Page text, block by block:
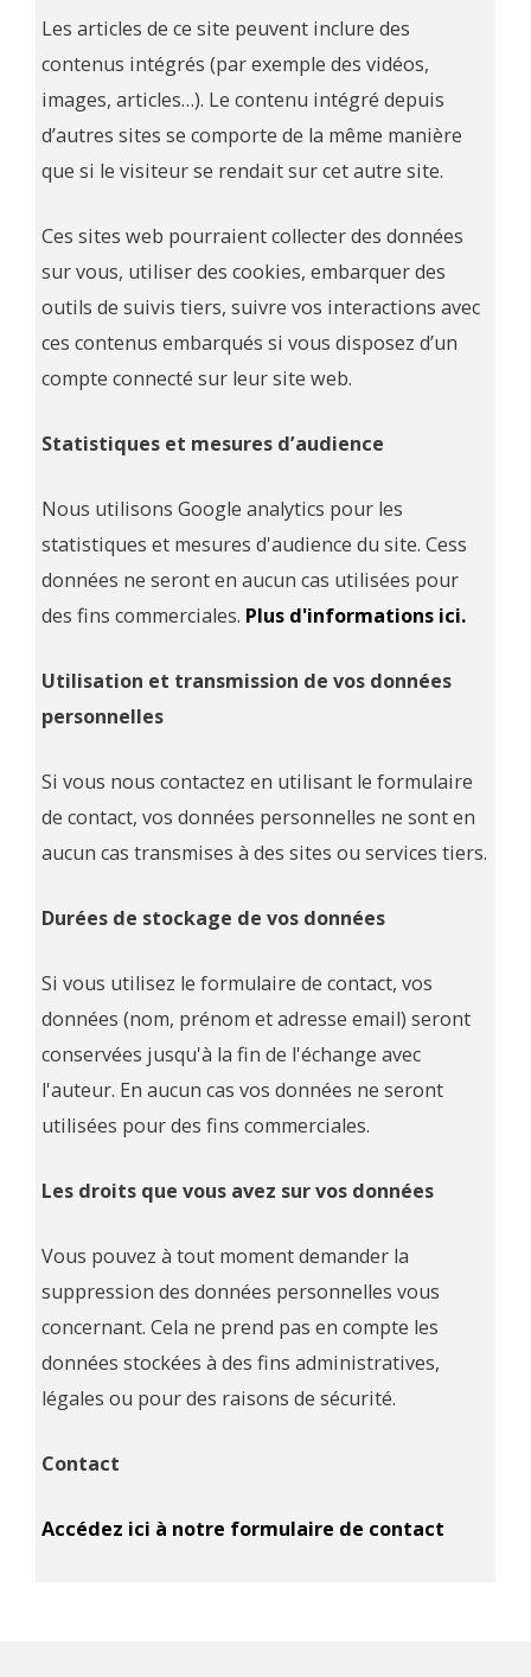
Les articles de ce site peuvent inclure des
contenus intégrés (par exemple des vidéos,
images, articles…). Le contenu intégré depuis
d’autres sites se comporte de la même manière
que si le visiteur se rendait sur cet autre site.
Ces sites web pourraient collecter des données
sur vous, utiliser des cookies, embarquer des
outils de suivis tiers, suivre vos interactions avec
ces contenus embarqués si vous disposez d’un
compte connecté sur leur site web.
Statistiques et mesures d’audience
Nous utilisons Google analytics pour les
statistiques et mesures d'audience du site. Cess
données ne seront en aucun cas utilisées pour
des fins commerciales. Plus d'informations ici.
Utilisation et transmission de vos données
personnelles
Si vous nous contactez en utilisant le formulaire
de contact, vos données personnelles ne sont en
aucun cas transmises à des sites ou services tiers.
Durées de stockage de vos données
Si vous utilisez le formulaire de contact, vos
données (nom, prénom et adresse email) seront
conservées jusqu'à la fin de l'échange avec
l'auteur. En aucun cas vos données ne seront
utilisées pour des fins commerciales.
Les droits que vous avez sur vos données
Vous pouvez à tout moment demander la
suppression des données personnelles vous
concernant. Cela ne prend pas en compte les
données stockées à des fins administratives,
légales ou pour des raisons de sécurité.
Contact
Accédez ici à notre formulaire de contact